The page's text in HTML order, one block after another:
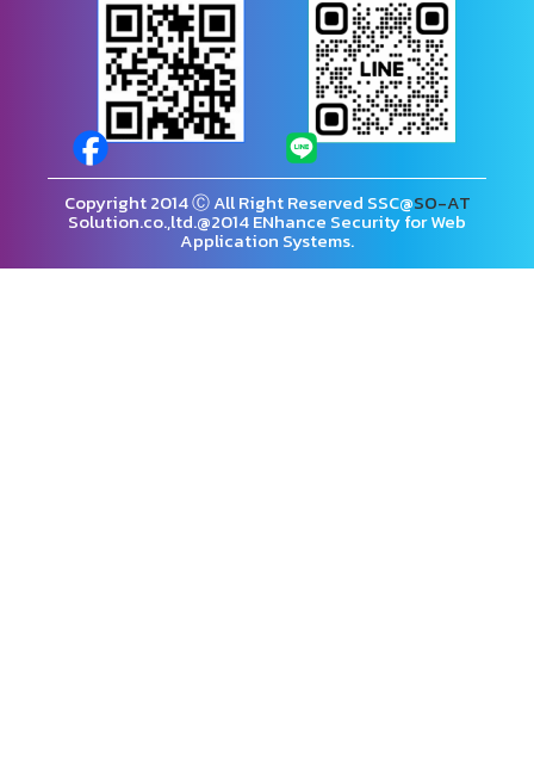
Copyright 2014 Ⓒ All Right Reserved SSC@SO-AT
Solution.co.,ltd.@2014 ENhance Security for Web
Application Systems.